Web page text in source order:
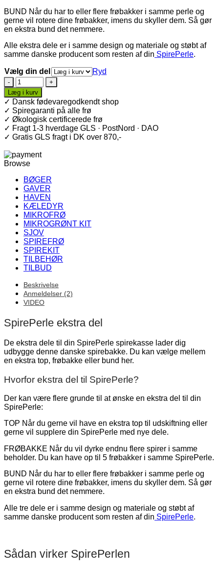
BUND Når du har to eller flere frøbakker i samme perle og
gerne vil rotere dine frøbakker, imens du skyller dem. Så gør
en ekstra bund det nemmere.
Alle ekstra dele er i samme design og materiale og støbt af
samme danske producent som resten af din SpirePerle.
Vælg din del
Ryd
SpirePerle
ekstra
del
antal
Læg i kurv
✓ Dansk fødevaregodkendt shop
✓ Spiregaranti på alle frø
✓ Økologisk certificerede frø
✓ Fragt 1-3 hverdage GLS · PostNord · DAO
✓ Gratis GLS fragt i DK over 870,-
Browse
BØGER
GAVER
HAVEN
KÆLEDYR
MIKROFRØ
MIKROGRØNT KIT
SJOV
SPIREFRØ
SPIREKIT
TILBEHØR
TILBUD
Beskrivelse
Anmeldelser (2)
VIDEO
SpirePerle ekstra del
De ekstra dele til din SpirePerle spirekasse lader dig
udbygge denne danske spirebakke. Du kan vælge mellem
en ekstra top, frøbakke eller bund her.
Hvorfor ekstra del til SpirePerle?
Der kan være flere grunde til at ønske en ekstra del til din
SpirePerle:
TOP Når du gerne vil have en ekstra top til udskiftning eller
gerne vil supplere din SpirePerle med nye dele.
FRØBAKKE Når du vil dyrke endnu flere spirer i samme
beholder. Du kan have op til 5 frøbakker i samme SpirePerle.
BUND Når du har to eller flere frøbakker i samme perle og
gerne vil rotere dine frøbakker, imens du skyller dem. Så gør
en ekstra bund det nemmere.
Alle tre dele er i samme design og materiale og støbt af
samme danske producent som resten af din SpirePerle.
Sådan virker SpirePerlen